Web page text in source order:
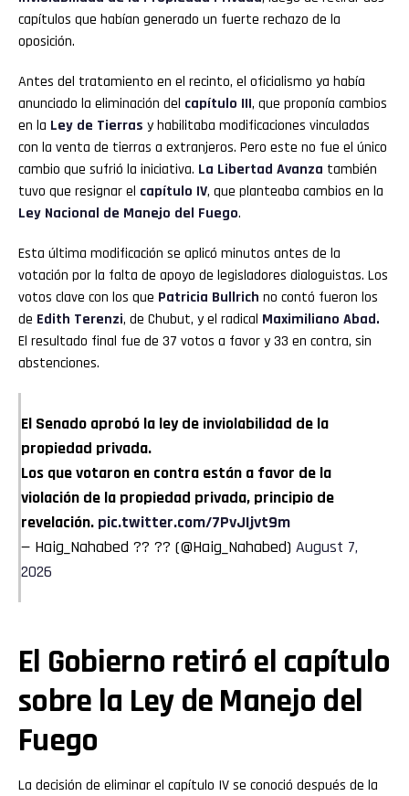
capítulos que habían generado un fuerte rechazo de la
oposición.
Antes del tratamiento en el recinto, el oficialismo ya había
anunciado la eliminación del capítulo III, que proponía cambios
en la Ley de Tierras y habilitaba modificaciones vinculadas
con la venta de tierras a extranjeros. Pero este no fue el único
cambio que sufrió la iniciativa. La Libertad Avanza también
tuvo que resignar el capítulo IV, que planteaba cambios en la
Ley Nacional de Manejo del Fuego.
Esta última modificación se aplicó minutos antes de la
votación por la falta de apoyo de legisladores dialoguistas. Los
votos clave con los que Patricia Bullrich no contó fueron los
de Edith Terenzi, de Chubut, y el radical Maximiliano Abad.
El resultado final fue de 37 votos a favor y 33 en contra, sin
abstenciones.
El Senado aprobó la ley de inviolabilidad de la
propiedad privada.
Los que votaron en contra están a favor de la
violación de la propiedad privada, principio de
revelación. pic.twitter.com/7PvJIjvt9m
— Haig_Nahabed ?? ?? (@Haig_Nahabed) August 7,
2026
El Gobierno retiró el capítulo
sobre la Ley de Manejo del
Fuego
La decisión de eliminar el capítulo IV se conoció después de la